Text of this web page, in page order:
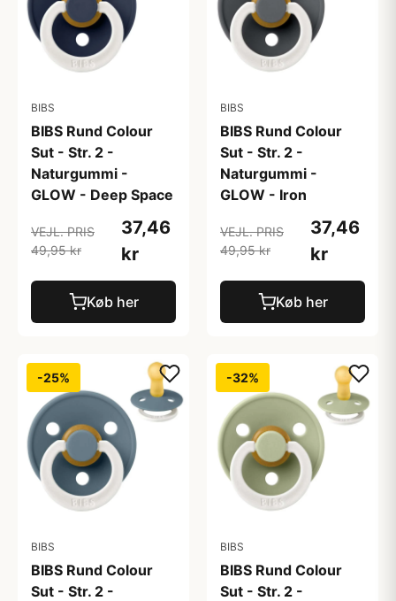
BIBS
BIBS Rund Colour
Sut - Str. 2 -
Naturgummi -
GLOW - Deep Space
VEJL. PRIS
49,95 kr
37,46
kr
Køb her
BIBS
BIBS Rund Colour
Sut - Str. 2 -
Naturgummi -
GLOW - Iron
VEJL. PRIS
49,95 kr
37,46
kr
Køb her
-25%
BIBS
BIBS Rund Colour
Sut - Str. 2 -
-32%
BIBS
BIBS Rund Colour
Sut - Str. 2 -